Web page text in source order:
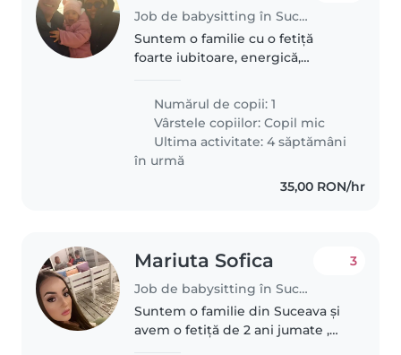
Job de babysitting în Suceava
Suntem o familie cu o fetiță
foarte iubitoare, energică,
conectezi cu ea, sa fie calma, ca îi
înțelegi nevoie ei, dar și când
trebuie sa acționezi..
Numărul de copii: 1
Vârstele copiilor:Copil mic
Ultima activitate: 4 săptămâni
în urmă
35,00 RON/hr
Mariuta Sofica
Job de babysitting în Suceava
3
Suntem o familie din Suceava și
avem o fetiță de 2 ani jumate ,